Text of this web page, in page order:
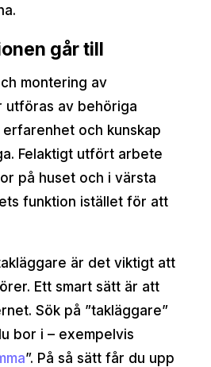
går till
montering av
utföras av behöriga
och kunskap
Felaktigt utfört arbete
på huset och i värsta
funktion istället för att
är det viktigt att
Ett smart sätt är att
Sök på ”takläggare”
bor i – exempelvis
”. På så sätt får du upp